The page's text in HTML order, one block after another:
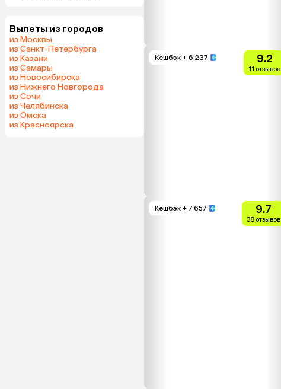
Вылеты из городов
из Москвы
из Санкт-Петербурга
из Казани
из Самары
из Новосибирска
из Нижнего Новгорода
из Сочи
из Челябинска
из Омска
из Красноярска
Кешбэк + 6 237 9.2
11 отзывов
Кешбэк + 7 657 9.7
38 отзывов